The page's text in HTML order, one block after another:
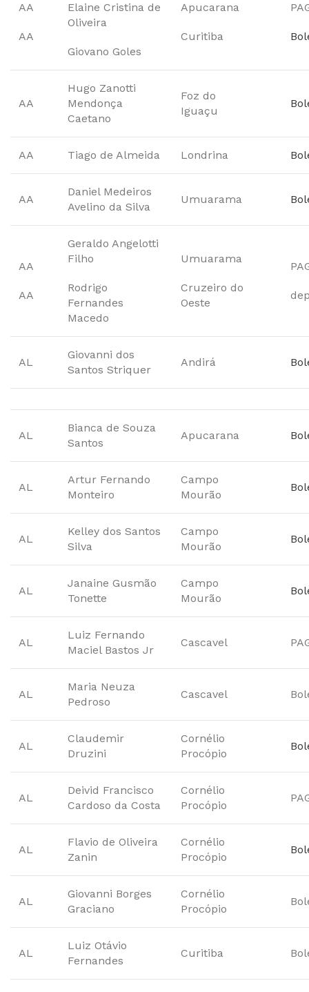
AA
AA
Elaine Cristina de
Oliveira
Giovano Goles
Apucarana
Curitiba
AA
Hugo Zanotti
Mendonça
Caetano
Foz do
Iguaçu
AA Tiago de Almeida Londrina
AA
Daniel Medeiros
Avelino da Silva
Umuarama
AA
AA
Geraldo Angelotti
Filho
Rodrigo
Fernandes
Macedo
Umuarama
Cruzeiro do
Oeste
AL
Giovanni dos
Santos Striquer
Andirá
AL
Bianca de Souza
Santos
Apucarana
AL
Artur Fernando
Monteiro
Campo
Mourão
AL
Kelley dos Santos
Silva
Campo
Mourão
AL
Janaine Gusmão
Tonette
Campo
Mourão
AL
Luiz Fernando
Maciel Bastos Jr
Cascavel
AL
Maria Neuza
Pedroso
Cascavel
AL
Claudemir
Druzini
Cornélio
Procópio
AL
Deivid Francisco
Cardoso da Costa
Cornélio
Procópio
AL
Flavio de Oliveira
Zanin
Cornélio
Procópio
AL
Giovanni Borges
Graciano
Cornélio
Procópio
AL
Luiz Otávio
Fernandes
Curitiba